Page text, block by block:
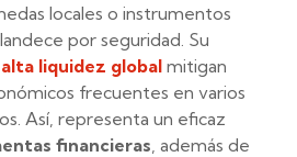
locales o instrumentos
por seguridad. Su
alta liquidez global mitigan
frecuentes en varios
Así, representa un eficaz
financieras , además de